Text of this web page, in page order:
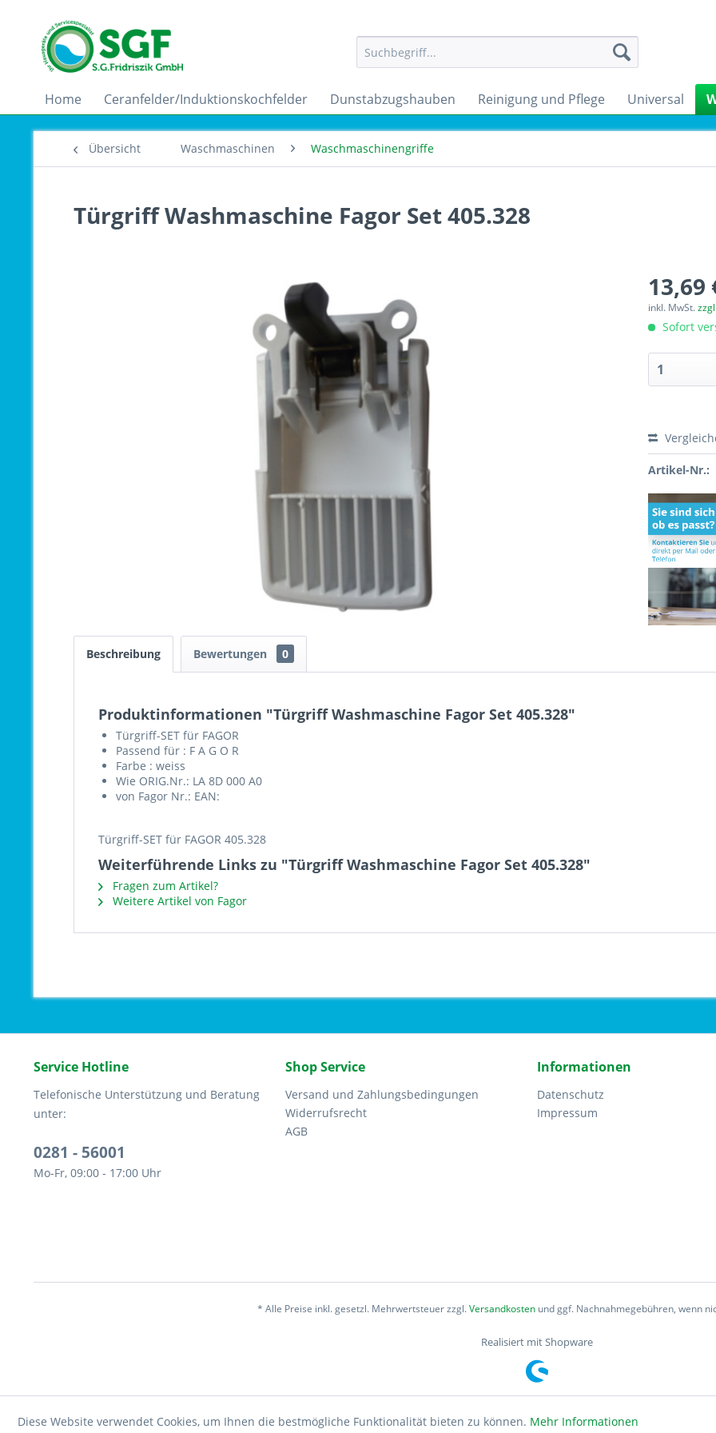
Home Ceranfelder/Induktionskochfelder Dunstabzugshauben Reinigung und Pflege Universal
Übersicht Waschmaschinen Waschmaschinengriffe
Türgriff Washmaschine Fagor Set 405.328
13,69
inkl. MwSt.
Sofort
Artikel-Nr.:
Beschreibung Bewertungen 0
Produktinformationen "Türgriff Washmaschine Fagor Set 405.328"
Türgriff-SET für FAGOR
Passend für : F A G O R
Farbe : weiss
Wie ORIG.Nr.: LA 8D 000 A0
von Fagor Nr.: EAN:
Türgriff-SET für FAGOR 405.328
Weiterführende Links zu "Türgriff Washmaschine Fagor Set 405.328"
Fragen zum Artikel?
Weitere Artikel von Fagor
Service Hotline
Telefonische Unterstützung und Beratung
unter:
0281 - 56001
Mo-Fr, 09:00 - 17:00 Uhr
Shop Service
Versand und Zahlungsbedingungen
Widerrufsrecht
AGB
Informationen
Datenschutz
Impressum
* Alle Preise inkl. gesetzl. Mehrwertsteuer zzgl.Versandkostenund ggf. Nachnahmegebühren, wenn
Realisiert mit Shopware
Diese Website verwendet Cookies, um Ihnen die bestmögliche Funktionalität bieten zu können. Mehr Informationen